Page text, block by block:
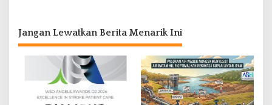
Jangan Lewatkan Berita Menarik Ini